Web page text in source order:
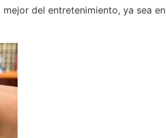
del entretenimiento, ya sea en